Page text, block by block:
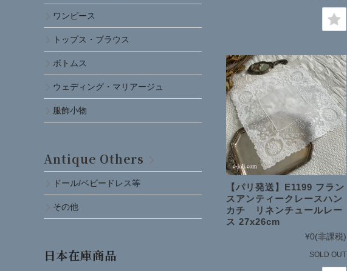
【パリ発送】E1199 フラン
スアンティークレースハン
カチ リネンチュールレー
ス 27x26cm
¥0(非課税)
SOLD OUT
ワンピース
トップス・ブラウス
ボトムス
ウェディング・マリアージュ
服飾小物
Antique Others
ドール/ベビードレス等
その他
日本在庫商品